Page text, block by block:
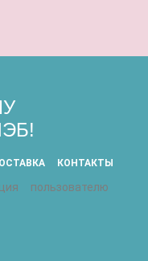
КОНТАКТЫ
пользователю